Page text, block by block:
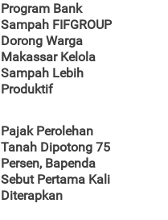
Program Bank
Sampah FIFGROUP
Dorong Warga
Makassar Kelola
Sampah Lebih
Produktif
Pajak Perolehan
Tanah Dipotong 75
Persen, Bapenda
Sebut Pertama Kali
Diterapkan